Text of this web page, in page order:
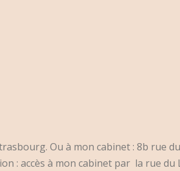
Ou à mon cabinet : 8b rue
: accès à mon cabinet par la rue du